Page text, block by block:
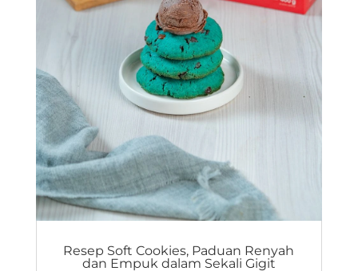
Resep Soft Cookies, Paduan Renyah
dan Empuk dalam Sekali Gigit